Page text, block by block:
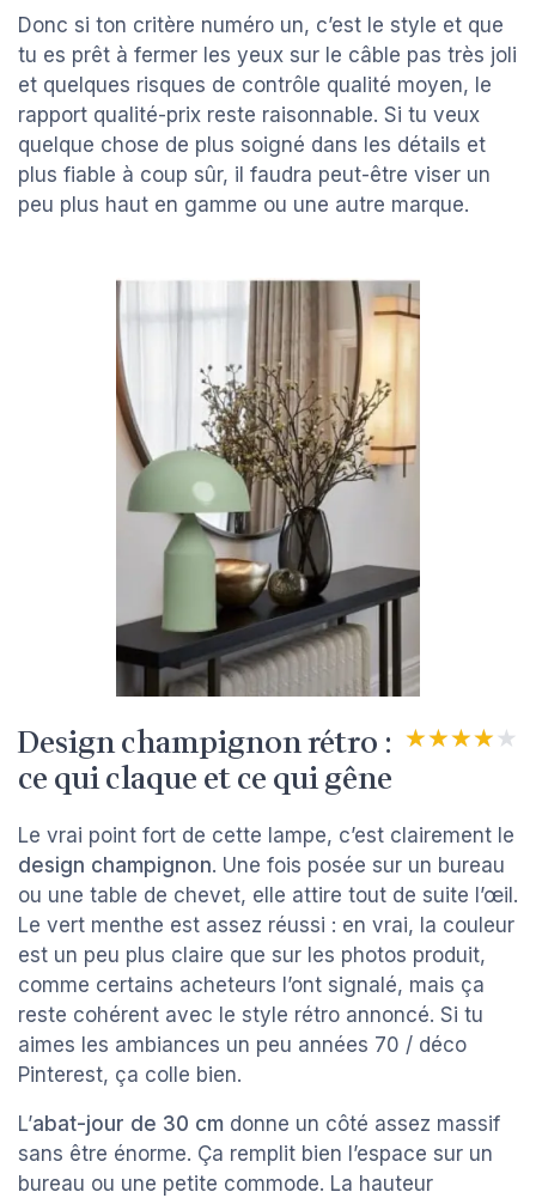
Donc si ton critère numéro un, c’est le style et que
tu es prêt à fermer les yeux sur le câble pas très joli
et quelques risques de contrôle qualité moyen, le
rapport qualité-prix reste raisonnable. Si tu veux
quelque chose de plus soigné dans les détails et
plus fiable à coup sûr, il faudra peut-être viser un
peu plus haut en gamme ou une autre marque.
Design champignon rétro :
ce qui claque et ce qui gêne
★★★★★
★★★★★
Le vrai point fort de cette lampe, c’est clairement le
design champignon. Une fois posée sur un bureau
ou une table de chevet, elle attire tout de suite l’œil.
Le vert menthe est assez réussi : en vrai, la couleur
est un peu plus claire que sur les photos produit,
comme certains acheteurs l’ont signalé, mais ça
reste cohérent avec le style rétro annoncé. Si tu
aimes les ambiances un peu années 70 / déco
Pinterest, ça colle bien.
L’abat-jour de 30 cm donne un côté assez massif
sans être énorme. Ça remplit bien l’espace sur un
bureau ou une petite commode. La hauteur